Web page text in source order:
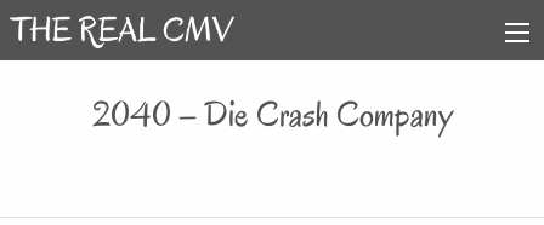
2040 – Die Crash Company